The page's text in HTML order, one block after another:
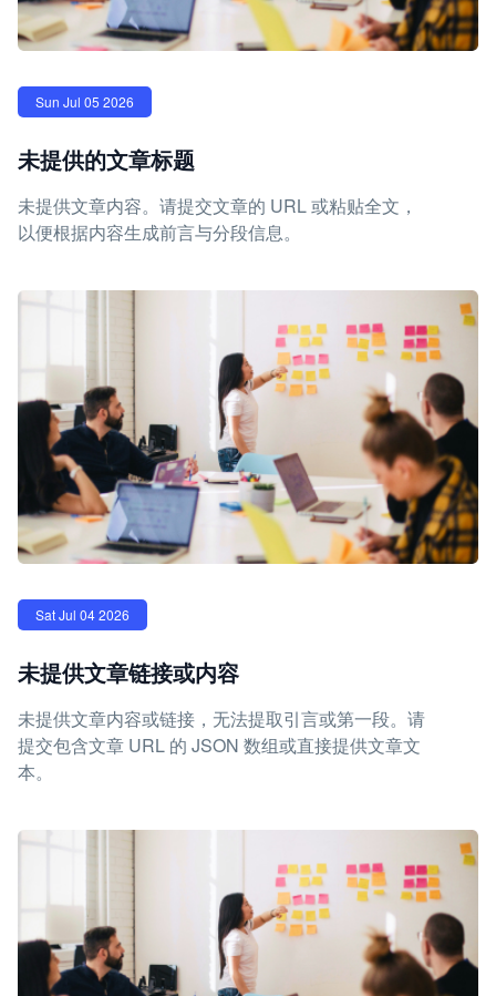
Sun Jul 05 2026
未提供的文章标题
未提供文章内容。请提交文章的 URL 或粘贴全文，
以便根据内容生成前言与分段信息。
Sat Jul 04 2026
未提供文章链接或内容
未提供文章内容或链接，无法提取引言或第一段。请
提交包含文章 URL 的 JSON 数组或直接提供文章文
本。